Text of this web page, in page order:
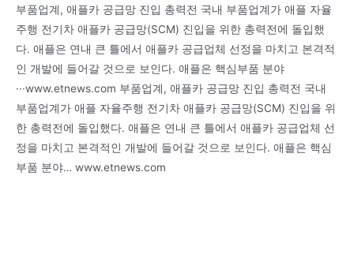
부품업계, 애플카 공급망 진입 총력전 국내 부품업계가 애플 자율
주행 전기차 애플카 공급망(SCM) 진입을 위한 총력전에 돌입했
다. 애플은 연내 큰 틀에서 애플카 공급업체 선정을 마치고 본격적
인 개발에 들어갈 것으로 보인다. 애플은 핵심부품 분야
···www.etnews.com 부품업계, 애플카 공급망 진입 총력전 국내
부품업계가 애플 자율주행 전기차 애플카 공급망(SCM) 진입을 위
한 총력전에 돌입했다. 애플은 연내 큰 틀에서 애플카 공급업체 선
정을 마치고 본격적인 개발에 들어갈 것으로 보인다. 애플은 핵심
부품 분야… www.etnews.com